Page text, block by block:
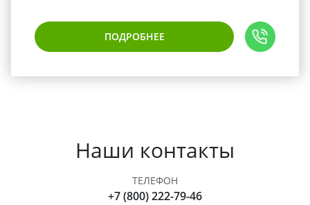
ПОДРОБНЕЕ
Наши контакты
ТЕЛЕФОН
+7 (800) 222-79-46